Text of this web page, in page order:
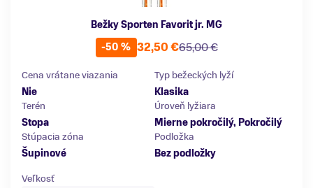
Bežky Sporten Favorit jr. MG
-50 %
65,00 €
32,50 €
Cena vrátane viazania
Nie
Typ bežeckých lyží
Klasika
Terén
Stopa
Úroveň lyžiara
Mierne pokročilý, Pokročilý
Stúpacia zóna
Šupinové
Podložka
Bez podložky
Veľkosť